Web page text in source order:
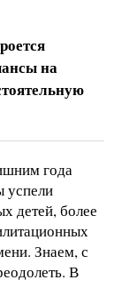
на
года
успели
детей, более
Знаем, с
В